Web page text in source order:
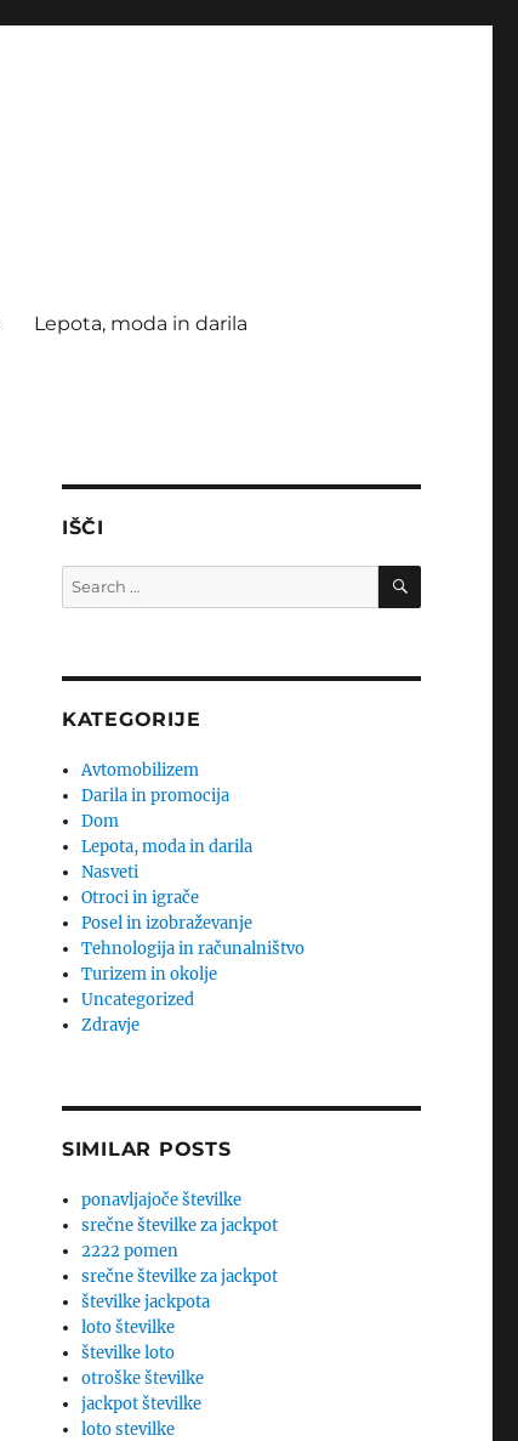
Lepota, moda in darila
IŠČI
Search
for:
SEARCH
KATEGORIJE
Avtomobilizem
Darila in promocija
Dom
Lepota, moda in darila
Nasveti
Otroci in igrače
Posel in izobraževanje
Tehnologija in računalništvo
Turizem in okolje
Uncategorized
Zdravje
SIMILAR POSTS
ponavljajoče številke
srečne številke za jackpot
2222 pomen
srečne številke za jackpot
številke jackpota
loto številke
številke loto
otroške številke
jackpot številke
loto stevilke